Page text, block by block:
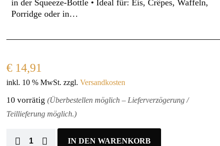
in der Squeeze-Bottle • Ideal für: Eis, Crêpes, Waffeln,
Porridge oder in…
€ 14,91
inkl. 10 % MwSt. zzgl.Versandkosten
10 vorrätig(Überbestellen möglich – Lieferverzögerung /
Teillieferung möglich.)
IN DEN WARENKORB